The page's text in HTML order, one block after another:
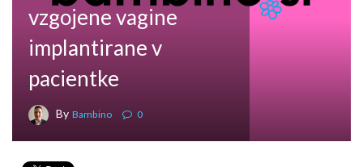
vzgojene vagine
implantirane v
pacientke
By Bambino 0